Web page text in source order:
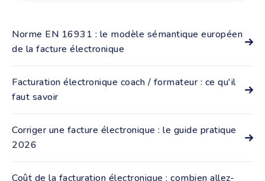
Norme EN 16931 : le modèle sémantique européen
de la facture électronique
informations qu'une facture électronique doit ...
Facturation électronique coach / formateur : ce qu'il
faut savoir
de la facturation électronique. La ...
Corriger une facture électronique : le guide pratique
2026
Coût de la facturation électronique : combien allez-